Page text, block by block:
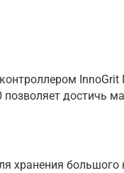
InnoGrit
достичь
хранения